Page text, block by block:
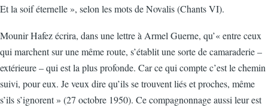
Et la soif éternelle », selon les mots de Novalis (Chants VI).
Mounir Hafez écrira, dans une lettre à Armel Guerne, qu’« entre ceux
qui marchent sur une même route, s’établit une sorte de camaraderie –
extérieure – qui est la plus profonde. Car ce qui compte c’est le chemin
suivi, pour eux. Je veux dire qu’ils se trouvent liés et proches, même
s’ils s’ignorent » (27 octobre 1950). Ce compagnonnage aussi leur est